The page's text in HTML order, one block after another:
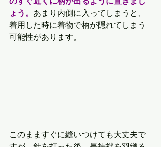
ょう。 あまり内側に入ってしまうと、
着用した時に着物で柄が隠れてしまう
可能性があります。
このまますぐに縫いつけても大丈夫で